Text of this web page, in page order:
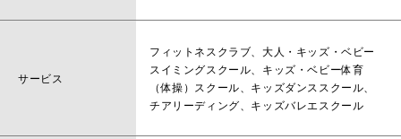
サービス
フィットネスクラブ、大人・キッズ・ベビー
スイミングスクール、キッズ・ベビー体育
（体操）スクール、キッズダンススクール、
チアリーディング、キッズバレエスクール